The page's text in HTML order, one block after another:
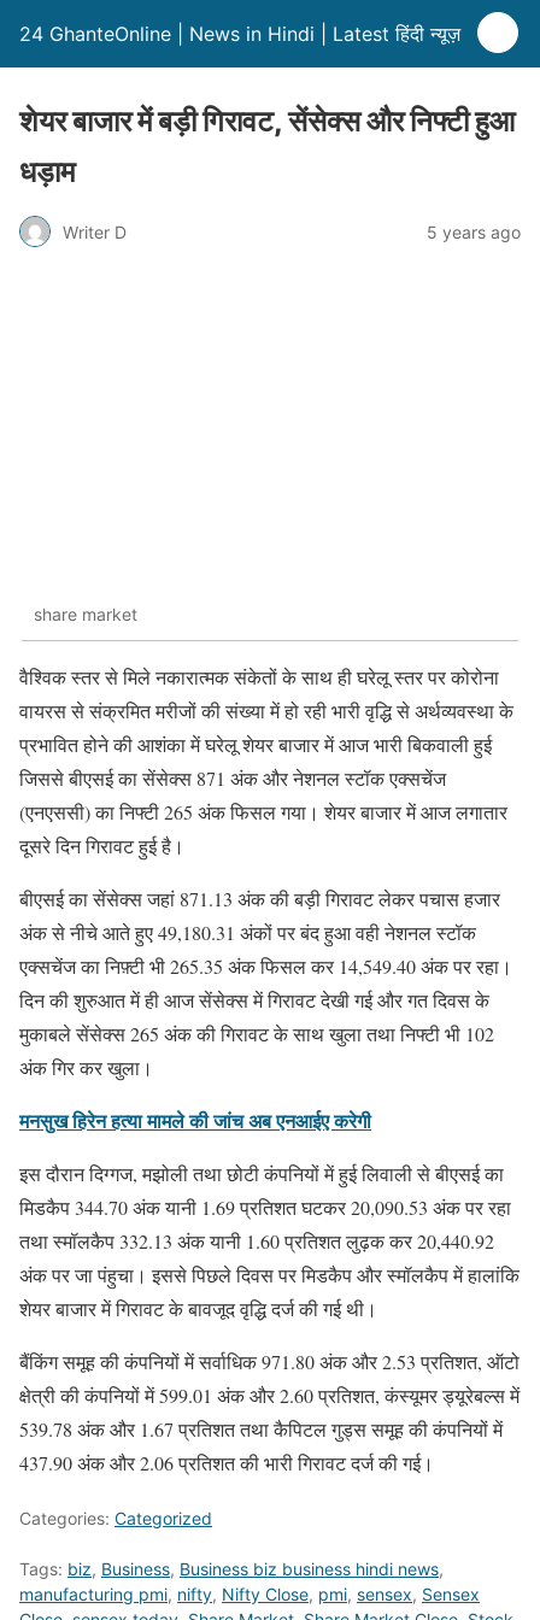
24 GhanteOnline | News in Hindi | Latest हिंदी न्यूज़
शेयर बाजार में बड़ी गिरावट, सेंसेक्स और निफ्टी हुआ
धड़ाम
Writer D 5 years ago
share market
वैश्विक स्तर से मिले नकारात्मक संकेतों के साथ ही घरेलू स्तर पर कोरोना
वायरस से संक्रमित मरीजों की संख्या में हो रही भारी वृद्धि से अर्थव्यवस्था के
प्रभावित होने की आशंका में घरेलू शेयर बाजार में आज भारी बिकवाली हुई
जिससे बीएसई का सेंसेक्स 871 अंक और नेशनल स्टॉक एक्सचेंज
(एनएससी) का निफ्टी 265 अंक फिसल गया। शेयर बाजार में आज लगातार
दूसरे दिन गिरावट हुई है।
बीएसई का सेंसेक्स जहां 871.13 अंक की बड़ी गिरावट लेकर पचास हजार
अंक से नीचे आते हुए 49,180.31 अंकों पर बंद हुआ वही नेशनल स्टॉक
एक्सचेंज का निफ़्टी भी 265.35 अंक फिसल कर 14,549.40 अंक पर रहा।
दिन की शुरुआत में ही आज सेंसेक्स में गिरावट देखी गई और गत दिवस के
मुकाबले सेंसेक्स 265 अंक की गिरावट के साथ खुला तथा निफ्टी भी 102
अंक गिर कर खुला।
मनसुख हिरेन हत्या मामले की जांच अब एनआईए करेगी
इस दौरान दिग्गज, मझोली तथा छोटी कंपनियों में हुई लिवाली से बीएसई का
मिडकैप 344.70 अंक यानी 1.69 प्रतिशत घटकर 20,090.53 अंक पर रहा
तथा स्मॉलकैप 332.13 अंक यानी 1.60 प्रतिशत लुढ़क कर 20,440.92
अंक पर जा पंहुचा। इससे पिछले दिवस पर मिडकैप और स्मॉलकैप में हालांकि
शेयर बाजार में गिरावट के बावजूद वृद्धि दर्ज की गई थी।
बैंकिंग समूह की कंपनियों में सर्वाधिक 971.80 अंक और 2.53 प्रतिशत, ऑटो
क्षेत्री की कंपनियों में 599.01 अंक और 2.60 प्रतिशत, कंस्यूमर ड्यूरेबल्स में
539.78 अंक और 1.67 प्रतिशत तथा कैपिटल गुड्स समूह की कंपनियों में
437.90 अंक और 2.06 प्रतिशत की भारी गिरावट दर्ज की गई।
Categories: Categorized
Tags: biz, Business, Business biz business hindi news,
manufacturing pmi, nifty, Nifty Close, pmi, sensex, Sensex